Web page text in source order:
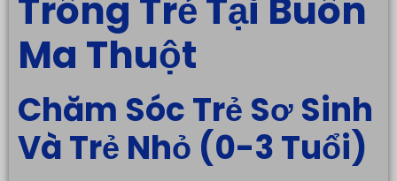
Trông Trẻ Tại Buôn
Ma Thuột
Chăm Sóc Trẻ Sơ Sinh
Và Trẻ Nhỏ (0-3 Tuổi)